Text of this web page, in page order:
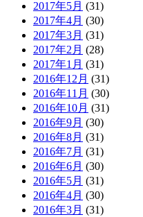
2017年5月 (31)
2017年4月 (30)
2017年3月 (31)
2017年2月 (28)
2017年1月 (31)
2016年12月 (31)
2016年11月 (30)
2016年10月 (31)
2016年9月 (30)
2016年8月 (31)
2016年7月 (31)
2016年6月 (30)
2016年5月 (31)
2016年4月 (30)
2016年3月 (31)